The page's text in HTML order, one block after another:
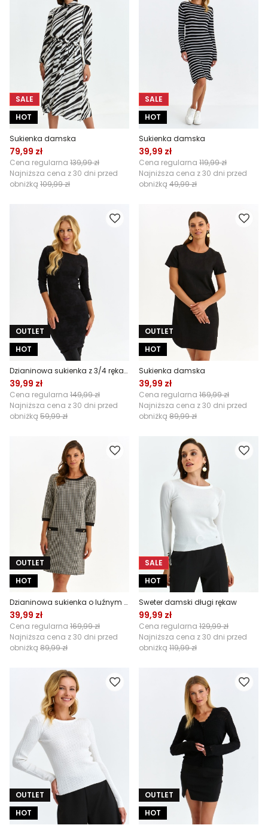
SALE
HOT
Sukienka damska
79,99 zł
Cena regularna 139,99 zł
Najniższa cena z 30 dni przed
obniżką 109,99 zł
SALE
HOT
Sukienka damska
39,99 zł
Cena regularna 119,99 zł
Najniższa cena z 30 dni przed
obniżką 49,99 zł
OUTLET
HOT
Dzianinowa sukienka z 3/4 rękawem
39,99 zł
Cena regularna 149,99 zł
Najniższa cena z 30 dni przed
obniżką 59,99 zł
OUTLET
HOT
Sukienka damska
39,99 zł
Cena regularna 169,99 zł
Najniższa cena z 30 dni przed
obniżką 89,99 zł
OUTLET
HOT
Dzianinowa sukienka o luźnym kroju
39,99 zł
Cena regularna 169,99 zł
Najniższa cena z 30 dni przed
obniżką 89,99 zł
SALE
HOT
Sweter damski długi rękaw
99,99 zł
Cena regularna 129,99 zł
Najniższa cena z 30 dni przed
obniżką 119,99 zł
OUTLET
HOT
OUTLET
HOT